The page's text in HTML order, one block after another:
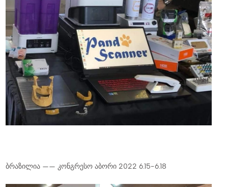
ბრაზილია —— კონგრესო აბორი 2022 6.15-6.18